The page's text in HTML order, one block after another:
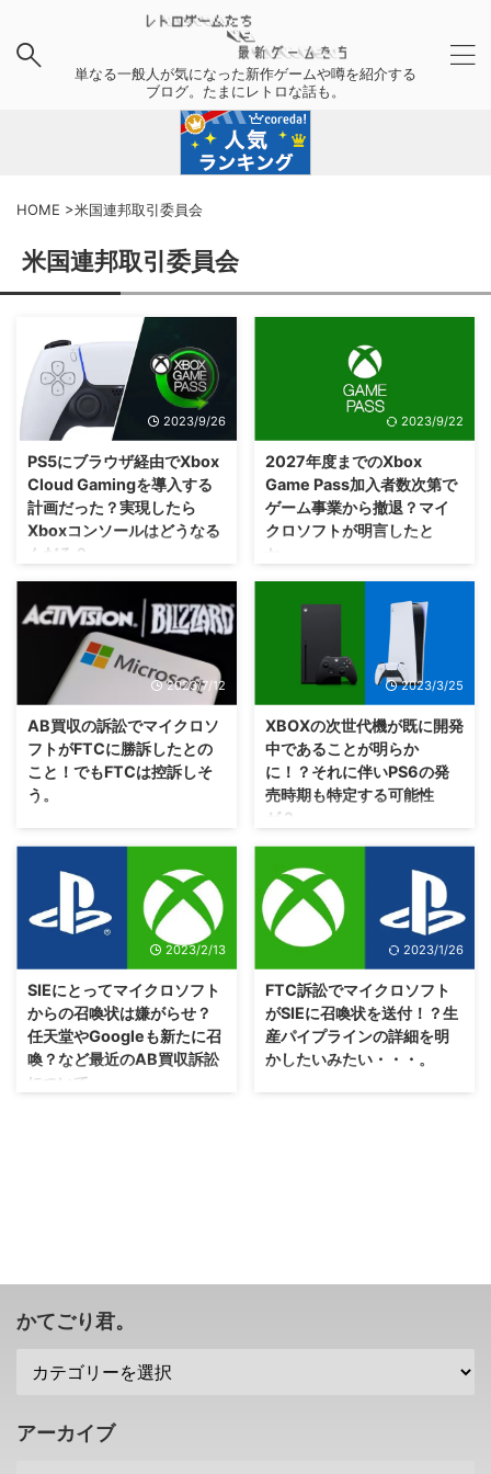
単なる一般人が気になった新作ゲームや噂を紹介する
ブログ。たまにレトロな話も。
HOME >米国連邦取引委員会
米国連邦取引委員会
2023/9/26
PS5にブラウザ経由でXbox
Cloud Gamingを導入する
計画だった？実現したら
Xboxコンソールはどうなる
んだろ？
おそらく、そういうアイデアが出
たというだけで実現するまでいか
ないと思いますが・・・もし実現
したらコンソールはどうなるんだ
ろ？！ 海外メディアでは、
Activision Blizzard買収訴訟によ
FTC（米国連邦取引委員会）さん
の裁判文書が色々と話題になって
いますが。 今回の話では、マイ
クロソフトさんが、 PS5にブラ
Gaming（Xbox Game Pass）を
導入する ことを検討していた内
容が明らかになったみたいですね
（；＾ω＾） ライバル機種 ...
2023/9/22
2027年度までのXbox
Game Pass加入者数次第で
ゲーム事業から撤退？マイ
クロソフトが明言したと
か。
企業としてみたら、予想通りに売
上が伸びない期間が長く続くなら
ば、どこかで切る決断をする必要
はあるのでしょうな(；´Д｀) 現
在、マイクロソフトさんが提供し
ている Xbox Game Pass という
サービスですけれども。
Activision Blizzard買収訴訟によ
る、FTC（米国連邦取引委員会）
さんとの捜査公聴会の文書から、
になったそうですね。 それは、
2027年度までにXbox Game
Passが十分な成果を出していな
ければ マイクロ ...
2023/7/12
AB買収の訴訟でマイクロソ
フトがFTCに勝訴したとの
こと！でもFTCは控訴しそ
う。
したな・・・あとは英国CMAく
らいかな？ Activision Blizzardさ
ん買収の件で、裁判を行っていた
マイクロソフトさんと米国連邦取
引委員会（FTC）さんですが、
マイクロソフトさんが勝訴 した
みたいですね(・∀・) これで正式
に買収できるまで1歩進んだわけ
ですが、FTCさんも諦めていない
みたいですぜ！？ Activision
Blizzard買収の訴訟でマイクロソ
フトがFTCに勝訴 さてさて、
2023/3/25
XBOXの次世代機が既に開発
中であることが明らか
に！？それに伴いPS6の発
売時期も特定する可能性
が？
今回の訴訟が問題ないとなったと
しても、その期間に出てきた情報
によって今後がややこしくなる可
能性もあるのか（；^ω^） 現在も
審議が続いている、マイクロソフ
トさんのActivision Blizzard買収
中では色んな資料が提出され、そ
して一部分が公開されることがあ
りますよね？ 今回、資料で明ら
かになったのは XBOXの次世代機
2023/2/13
SIEにとってマイクロソフト
からの召喚状は嫌がらせ？
任天堂やGoogleも新たに召
喚？など最近のAB買収訴訟
について。
いるところですけれども、以前マ
喚状を提出した と報道されてい
し 召喚状に応じる期間が延長に
そんな中、マイクロソフトさん
2023/1/26
FTC訴訟でマイクロソフト
がSIEに召喚状を送付！？生
産パイプラインの詳細を明
かしたいみたい・・・。
ですぜ？ マイクロソフトさんの
日までに回答する必要があるみた
かてごり君。
アーカイブ